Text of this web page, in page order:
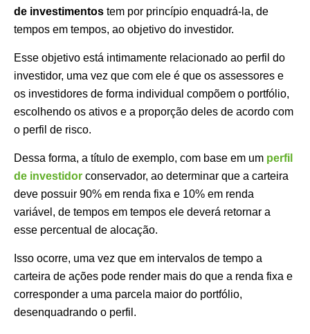
de investimentos tem por princípio enquadrá-la, de
tempos em tempos, ao objetivo do investidor.
Esse objetivo está intimamente relacionado ao perfil do
investidor, uma vez que com ele é que os assessores e
os investidores de forma individual compõem o portfólio,
escolhendo os ativos e a proporção deles de acordo com
o perfil de risco.
Dessa forma, a título de exemplo, com base em um perfil
de investidor conservador, ao determinar que a carteira
deve possuir 90% em renda fixa e 10% em renda
variável, de tempos em tempos ele deverá retornar a
esse percentual de alocação.
Isso ocorre, uma vez que em intervalos de tempo a
carteira de ações pode render mais do que a renda fixa e
corresponder a uma parcela maior do portfólio,
desenquadrando o perfil.